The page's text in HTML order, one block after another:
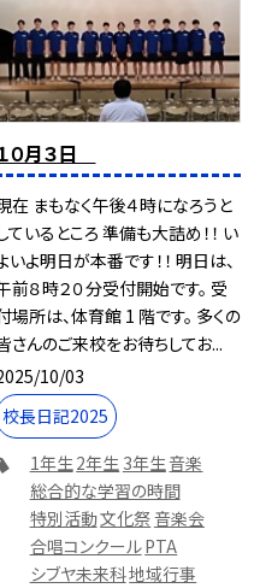
０月３日
在 まもなく午後４時になろうと
ているところ 準備も大詰め！！ い
いよ明日が本番です！！ 明日は、
前８時２０分受付開始です。 受
場所は、体育館 1 階です。 多くの
さんのご来校をお待ちしてお...
10/03
校長日記2025
1年生2年生 3年生音楽
総合的な学習の時間
特別活動文化祭音楽会
合唱コンクールPTA
シブヤ未来科地域行事